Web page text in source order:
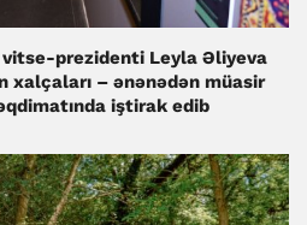
vitse-prezidenti Leyla Əliyeva
xalçaları – ənənədən müasir
iştirak edib